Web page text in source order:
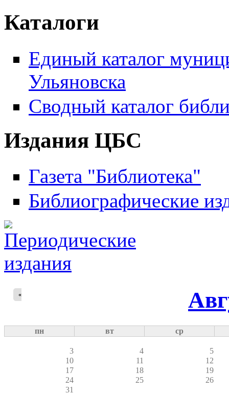
Каталоги
Единый каталог
Ульяновска
Сводный каталог
Издания ЦБС
Газета "Библиотека"
Библиографические
«
пн вт ср
3 4
5
10
11
12
17
18
19
24
25
26
31